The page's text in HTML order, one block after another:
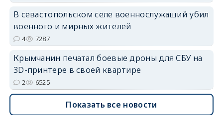
В севастопольском селе военнослужащий убил
военного и мирных жителей
4 7287
Крымчанин печатал боевые дроны для СБУ на
3D-принтере в своей квартире
2 6525
Показать все новости